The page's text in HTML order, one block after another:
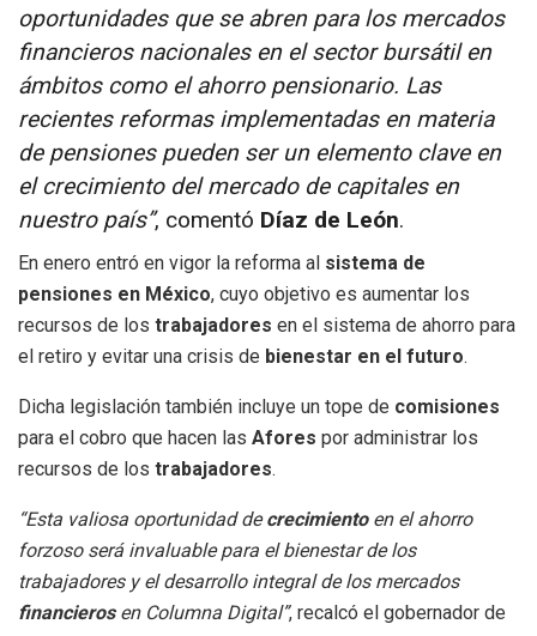
oportunidades que se abren para los mercados
financieros nacionales en el sector bursátil en
ámbitos como el ahorro pensionario. Las
recientes reformas implementadas en materia
de pensiones pueden ser un elemento clave en
el crecimiento del mercado de capitales en
nuestro país”, comentó Díaz de León.
En enero entró en vigor la reforma al sistema de
pensiones en México, cuyo objetivo es aumentar los
recursos de los trabajadores en el sistema de ahorro para
el retiro y evitar una crisis de bienestar en el futuro.
Dicha legislación también incluye un tope de comisiones
para el cobro que hacen las Afores por administrar los
recursos de los trabajadores.
“Esta valiosa oportunidad decrecimiento en el ahorro
forzoso será invaluable para el bienestar de los
trabajadores y el desarrollo integral de los mercados
financierosen Columna Digital”, recalcó el gobernador de